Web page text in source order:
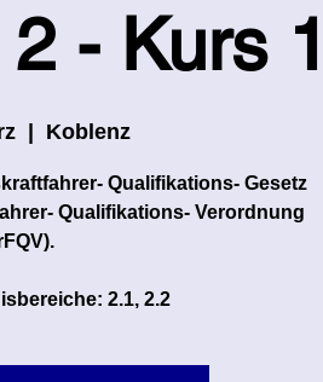
- Kurs
  |
Koblenz
Qualifikations- Gesetz
Qualifikations- Verordnung
2.1, 2.2